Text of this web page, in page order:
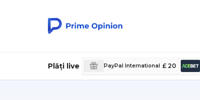
Plăți live PayPal International £ 20